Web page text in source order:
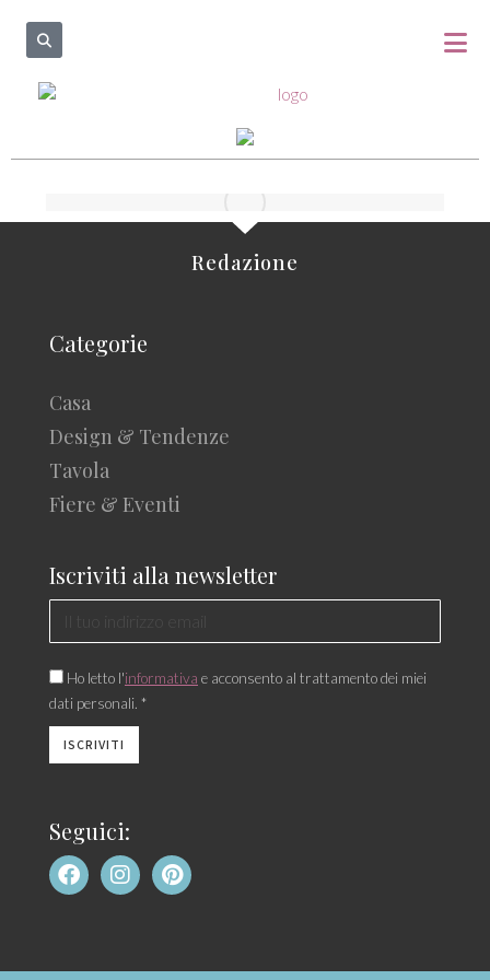
Redazione
Categorie
Casa
Design & Tendenze
Tavola
Fiere & Eventi
Iscriviti alla newsletter
Ho letto l'informativa e acconsento al trattamento dei miei
dati personali. *
Seguici: